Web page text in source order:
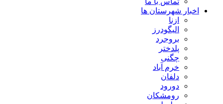
اخبار شهرستان ها
ازنا
الیگودرز
بروجرد
پلدختر
چگنی
خرم آباد
دلفان
دورود
رومشکان